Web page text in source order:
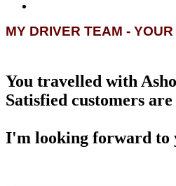
MY DRIVER TEAM -
You travelled with
Satisfied customers
I'm looking forward to